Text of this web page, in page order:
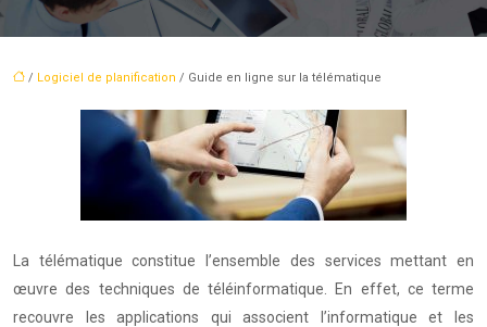
/ Logiciel de planification / Guide en ligne sur la télématique
œuvre des techniques de téléinformatique. En effet, ce terme
recouvre les applications qui associent l’informatique et les